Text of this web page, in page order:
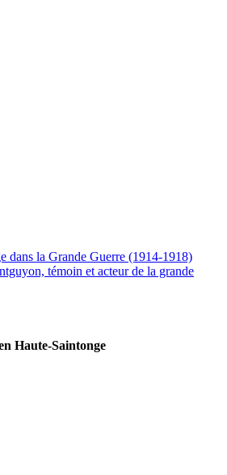
dans la Grande Guerre (1914-1918)
témoin et acteur de la grande
Haute-Saintonge